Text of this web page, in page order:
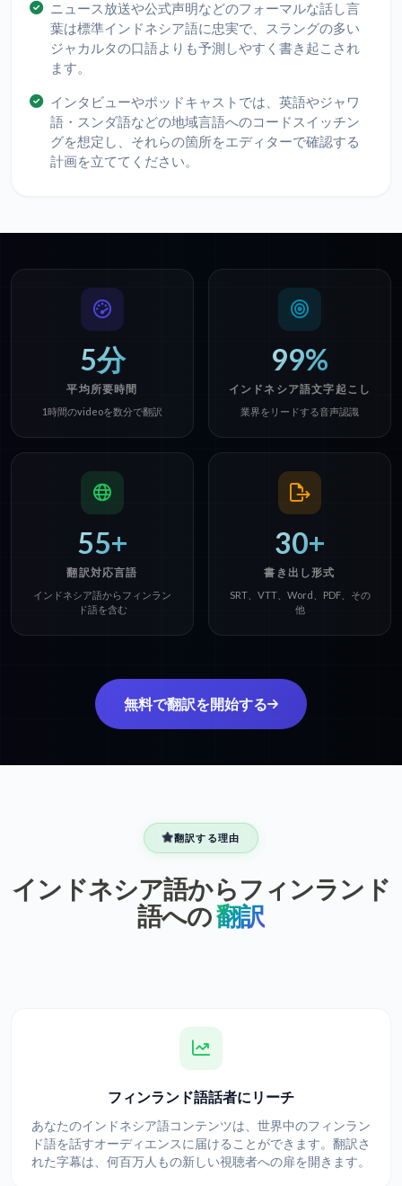
ニュース放送や公式声明などのフォーマルな話し言
葉は標準インドネシア語に忠実で、スラングの多い
ジャカルタの口語よりも予測しやすく書き起こされ
ます。
インタビューやポッドキャストでは、英語やジャワ
語・スンダ語などの地域言語へのコードスイッチン
グを想定し、それらの箇所をエディターで確認する
計画を立ててください。
5分
平均所要時間
1時間のvideoを数分で翻訳
99%
インドネシア語文字起こし
業界をリードする音声認識
55+
翻訳対応言語
インドネシア語からフィンラン
ド語を含む
30+
書き出し形式
SRT、VTT、Word、PDF、その
他
無料で翻訳を開始する
翻訳する理由
インドネシア語からフィンランド
語への翻訳
フィンランド語話者にリーチ
あなたのインドネシア語コンテンツは、世界中のフィンラン
ド語を話すオーディエンスに届けることができます。翻訳さ
れた字幕は、何百万人もの新しい視聴者への扉を開きます。